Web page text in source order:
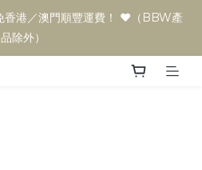
香港／澳門順豐運費！ ♥️（BBW產
品除外）